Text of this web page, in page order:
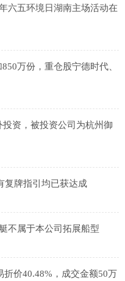
六五环境日湖南主场活动在
万份，重仓股宁德时代、
投资，被投资公司为杭州御
复牌指引均已获达成
不属于本公司拓展船型
价40.48%，成交金额50万